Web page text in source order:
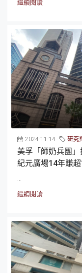
繼續閱讀
2024-11-14 研究
美孚「師奶兵團
紀元廣場14年賺
繼續閱讀